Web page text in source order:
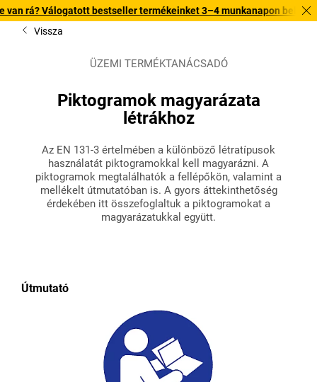
bestseller termékeinket 3–4 munkanapon belül
Vissza
ÜZEMI TERMÉKTANÁCSADÓ
Piktogramok magyarázata
létrákhoz
Az EN 131-3 értelmében a különböző létratípusok
használatát piktogramokkal kell magyarázni. A
piktogramok megtalálhatók a fellépőkön, valamint a
mellékelt útmutatóban is. A gyors áttekinthetőség
érdekében itt összefoglaltuk a piktogramokat a
magyarázatukkal együtt.
Útmutató